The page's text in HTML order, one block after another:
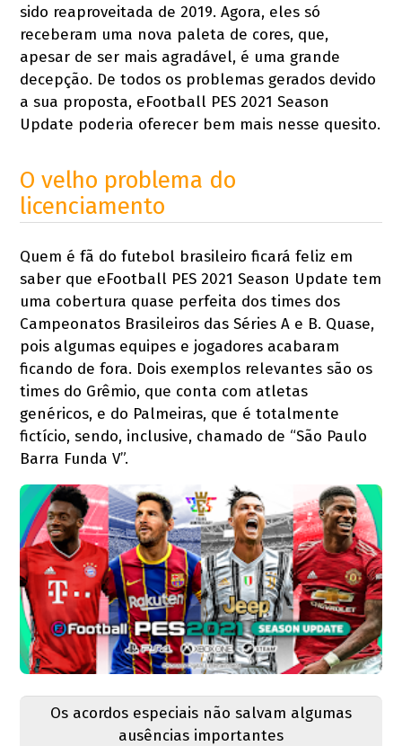
sido reaproveitada de 2019. Agora, eles só
receberam uma nova paleta de cores, que,
apesar de ser mais agradável, é uma grande
decepção. De todos os problemas gerados devido
a sua proposta, eFootball PES 2021 Season
Update poderia oferecer bem mais nesse quesito.
O velho problema do
licenciamento
Quem é fã do futebol brasileiro ficará feliz em
saber que eFootball PES 2021 Season Update tem
uma cobertura quase perfeita dos times dos
Campeonatos Brasileiros das Séries A e B. Quase,
pois algumas equipes e jogadores acabaram
ficando de fora. Dois exemplos relevantes são os
times do Grêmio, que conta com atletas
genéricos, e do Palmeiras, que é totalmente
fictício, sendo, inclusive, chamado de “São Paulo
Barra Funda V”.
Os acordos especiais não salvam algumas
ausências importantes